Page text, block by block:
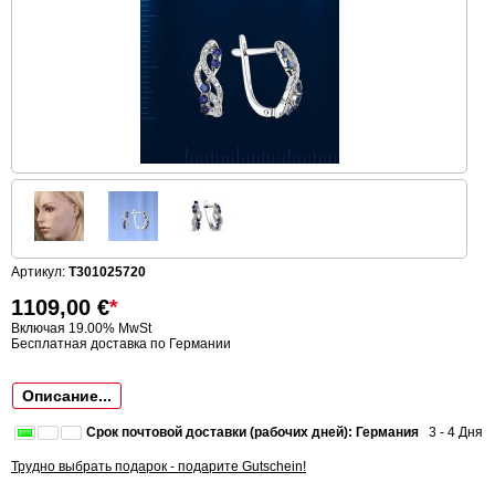
Артикул: T301025720
1109,00 €*
Включая 19.00% MwSt
Бесплатная доставка по Германии
Описание...
Срок почтовой доставки (рабочих дней): Германия 3 - 4 Дня
Трудно выбрать подарок - подарите Gutschein!